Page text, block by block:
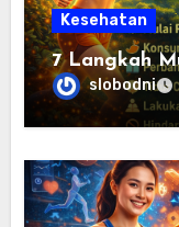
Kesehatan
7 Langkah
slobodni